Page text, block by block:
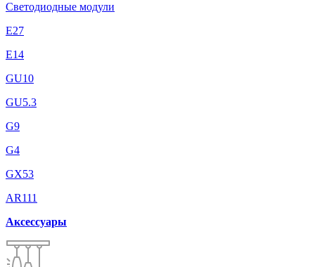
Светодиодные модули
E27
E14
GU10
GU5.3
G9
G4
GX53
AR111
Аксессуары